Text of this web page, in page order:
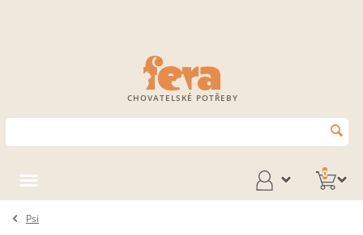
CHOVATELSKÉ POTŘEBY
0
Psi